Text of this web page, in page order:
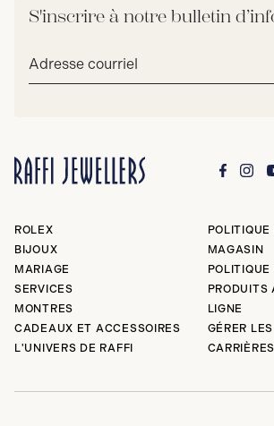
S'inscrire à notre bulletin
Adresse
ROLEX
BIJOUX
MARIAGE
SERVICES
MONTRES
CADEAUX ET ACCESSOIRES
L'UNIVERS DE RAFFI
POLITIQUE
MAGASIN
POLITIQUE
PRODUITS
LIGNE
GÉRER
CARRIÈRES